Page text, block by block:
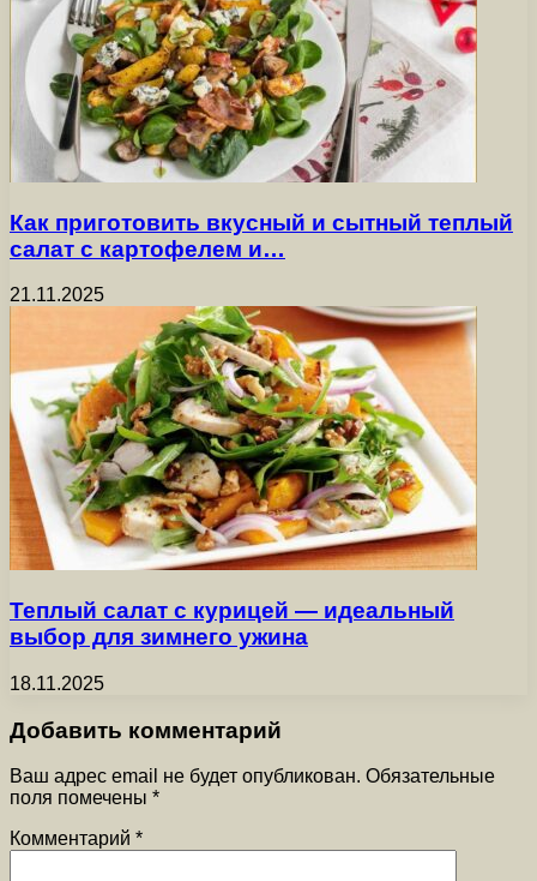
Как приготовить вкусный и сытный теплый
салат с картофелем и…
21.11.2025
Теплый салат с курицей — идеальный
выбор для зимнего ужина
18.11.2025
Добавить комментарий
Ваш адрес email не будет опубликован. Обязательные
поля помечены *
Комментарий *